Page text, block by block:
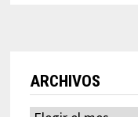
ARCHIVOS